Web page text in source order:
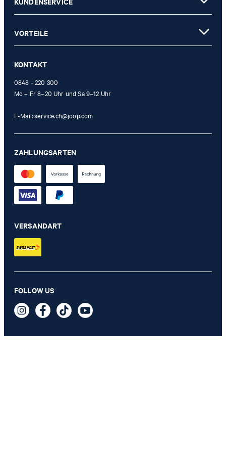
Schmaler Ledergürtel in Dunkelblau
CHF 89.90
inkl. MwSt
* Pflichtfeld
** Der Gutschein ist gültig ab einem Mindest-Kaufwert von CHF
Stores eingelöst werden.
VORTEILE
KONTAKT
0848 - 220 300
Mo – Fr 8–20 Uhr und Sa 9–12 Uhr
E-Mail:service.ch@joop.com
ZAHLUNGSARTEN
VERSANDART
FOLLOW US